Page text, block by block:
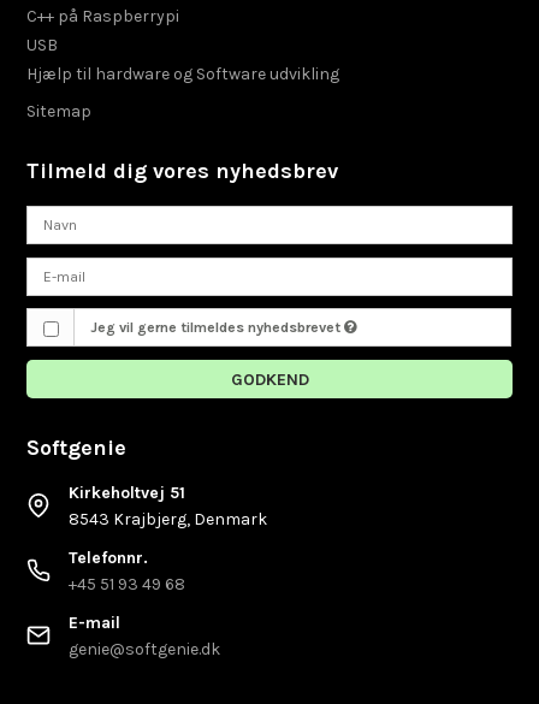
C++ på Raspberrypi
USB
Hjælp til hardware og Software udvikling
Sitemap
Tilmeld dig vores nyhedsbrev
Jeg vil gerne tilmeldes nyhedsbrevet
GODKEND
Softgenie
Kirkeholtvej 51
8543 Krajbjerg, Denmark
Telefonnr.
+45 51 93 49 68
E-mail
genie@softgenie.dk